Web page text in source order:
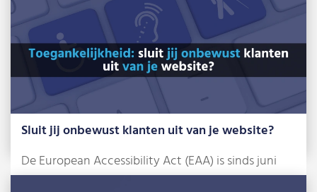
Sluit jij onbewust klanten uit van je website?
De European Accessibility Act (EAA) is sinds juni
2025 een feit. Dat klinkt misschien […]